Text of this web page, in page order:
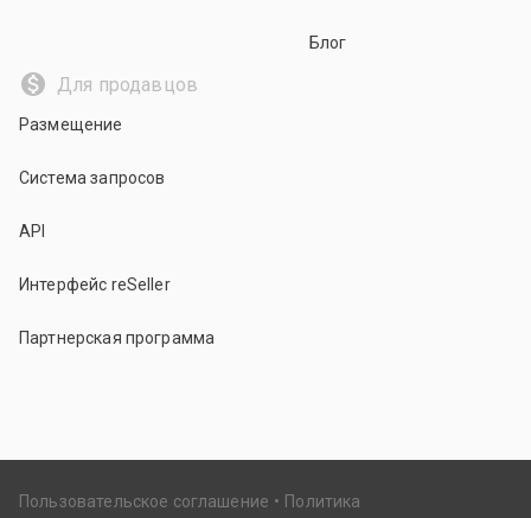
Блог
Для продавцов
Размещение
Система запросов
API
Интерфейс reSeller
Партнерская программа
Пользовательское соглашение Политика